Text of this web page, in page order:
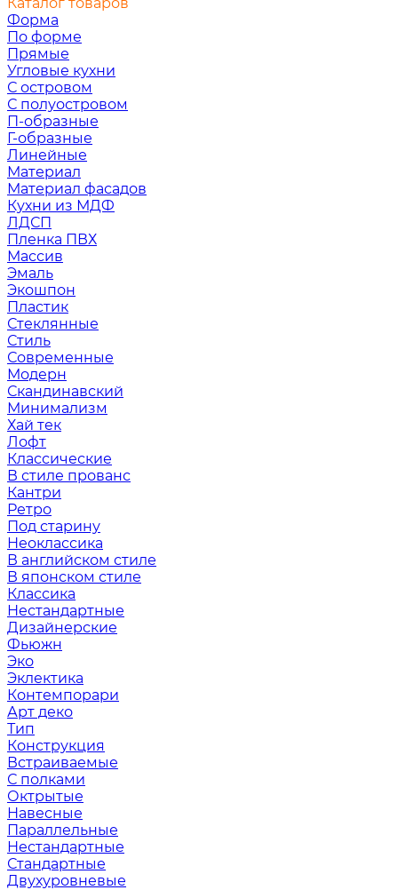
Форма
По форме
Прямые
Угловые кухни
С островом
С полуостровом
П-образные
Г-образные
Линейные
Материал
Материал фасадов
Кухни из МДФ
ЛДСП
Пленка ПВХ
Массив
Эмаль
Экошпон
Пластик
Стеклянные
Стиль
Современные
Модерн
Скандинавский
Минимализм
Хай тек
Лофт
Классические
В стиле прованс
Кантри
Ретро
Под старину
Неоклассика
В английском стиле
В японском стиле
Классика
Нестандартные
Дизайнерские
Фьюжн
Эко
Эклектика
Контемпорари
Арт деко
Тип
Конструкция
Встраиваемые
С полками
Октрытые
Навесные
Параллельные
Нестандартные
Стандартные
Двухуровневые